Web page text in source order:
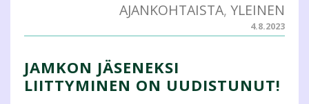
AJANKOHTAISTA, YLEINEN
4.8.2023
JAMKON JÄSENEKSI
LIITTYMINEN ON UUDISTUNUT!